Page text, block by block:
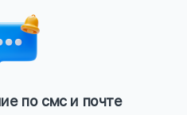
по смс и почте